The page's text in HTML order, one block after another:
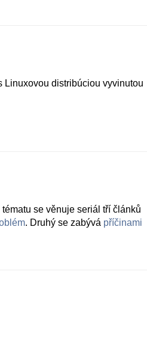
Linuxovou distribúciou vyvinutou
se věnuje seriál tří článků
. Druhý se zabývá příčinami